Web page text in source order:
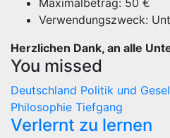
Maximalbetrag: 50 €
Verwendungszweck:
Herzlichen Dank, an alle
You missed
Deutschland Politik und
Philosophie Tiefgang
Verlernt zu lernen